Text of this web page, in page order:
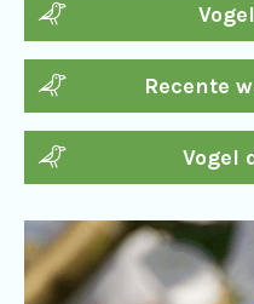
Recente
Vogel